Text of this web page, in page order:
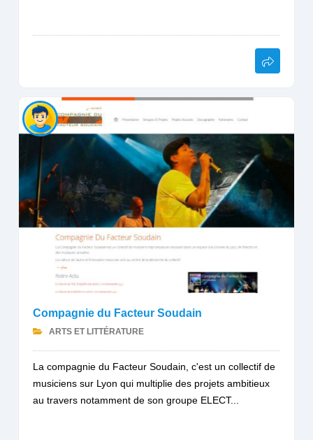
Compagnie du Facteur Soudain
ARTS ET LITTÉRATURE
La compagnie du Facteur Soudain, c'est un collectif de
musiciens sur Lyon qui multiplie des projets ambitieux
au travers notamment de son groupe ELECT...